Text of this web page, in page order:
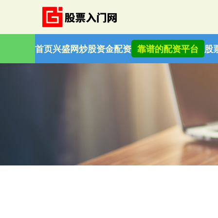
首页兴盛网炒股资金配资 靠谱的配资平台 股